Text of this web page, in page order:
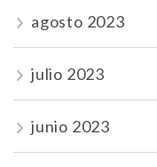
agosto 2023
julio 2023
junio 2023